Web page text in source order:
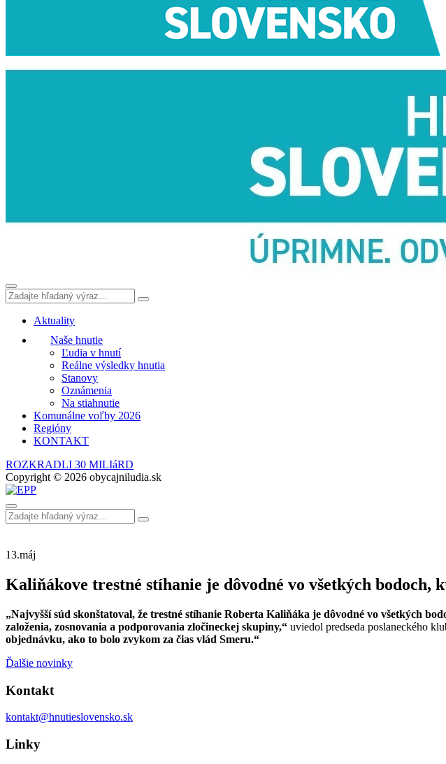
Aktuality
Naše hnutie
Ľudia v hnutí
Reálne výsledky hnutia
Stanovy
Oznámenia
Na stiahnutie
Komunálne voľby 2026
Regióny
KONTAKT
ROZKRADLI 30 MILIáRD
Copyright © 2026 obycajniludia.sk
13.máj
Kaliňákove trestné stíhanie je dôvodné vo všetkých bodoch,
„Najvyšší súd skonštatoval, že trestné stíhanie Roberta Kaliňáka je dôvodné vo všetkých
založenia, zosnovania a podporovania zločineckej skupiny,“ uviedol predseda poslaneckého
objednávku, ako to bolo zvykom za čias vlád Smeru.“
Ďalšie novinky
Kontakt
kontakt@hnutieslovensko.sk
Linky